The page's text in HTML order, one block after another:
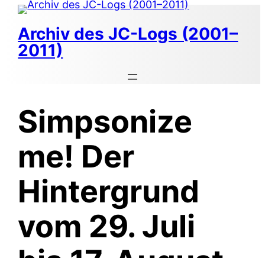
Zum
Inhalt
springen
Archiv des JC-Logs (2001–
2011)
Simpsonize
me! Der
Hintergrund
vom 29. Juli